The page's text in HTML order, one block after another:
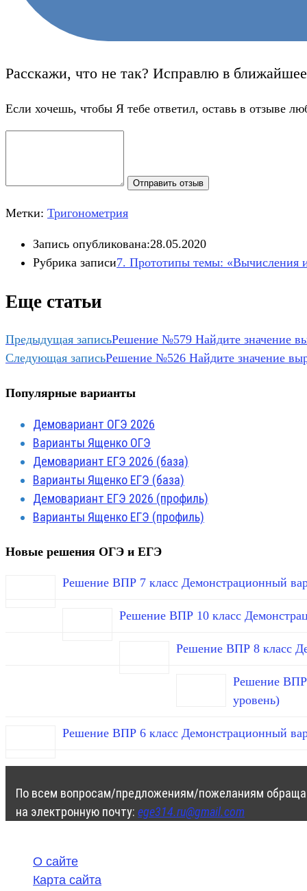
Расскажи, что не так? Исправлю в
Если хочешь, чтобы Я тебе ответил, оставь в отзыве
Отправить отзыв
Метки: Тригонометрия
Запись опубликована:28.05.2020
Рубрика записи7. Прототипы темы: «Вычисления
Еще статьи
Предыдущая записьРешение №579 Найдите значение
Следующая записьРешение №526 Найдите значение
Популярные варианты
Демовариант ОГЭ 2026
Варианты Ященко ОГЭ
Демовариант ЕГЭ 2026 (база)
Варианты Ященко ЕГЭ (база)
Демовариант ЕГЭ 2026 (профиль)
Варианты Ященко ЕГЭ (профиль)
Новые решения ОГЭ и ЕГЭ
Решение ВПР 7 класс Демонстрационный
Решение ВПР 10 класс
Решение ВПР 8 класс
Решение ВПР
уровень)
Решение ВПР 6 класс Демонстрационный
По всем вопросам/предложениям/пожеланиям
на электронную почту: ege314.ru@gmail.com
О сайте
Карта сайта